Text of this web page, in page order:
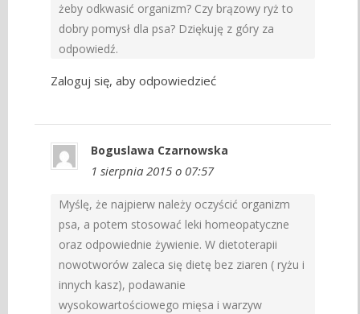
żeby odkwasić organizm? Czy brązowy ryż to
dobry pomysł dla psa? Dziękuję z góry za
odpowiedź.
Zaloguj się, aby odpowiedzieć
Boguslawa Czarnowska
1 sierpnia 2015 o 07:57
Myślę, że najpierw należy oczyścić organizm
psa, a potem stosować leki homeopatyczne
oraz odpowiednie żywienie. W dietoterapii
nowotworów zaleca się dietę bez ziaren ( ryżu i
innych kasz), podawanie
wysokowartościowego mięsa i warzyw